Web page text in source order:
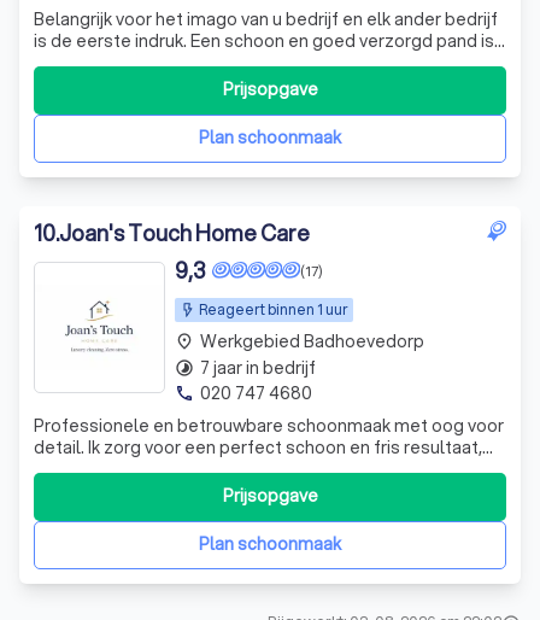
Belangrijk voor het imago van u bedrijf en elk ander bedrijf
is de eerste indruk. Een schoon en goed verzorgd pand is
cruciaal. Bij DCA Dienstverlening kunt u terecht voor al uw
schoonmaak-, onderhouds- en facilitaire diensten. DCA
Dienstverlening is al jaren actief in de schoonmaak- en
facilitaire
Plan schoonmaak
Prijsopgave
10.Joan's Touch Home Care
Reageert binnen 1 uur
(17)
9,3
Professionele en betrouwbare schoonmaak met oog voor
detail. Ik zorg voor een perfect schoon en fris resultaat,
afgestemd op uw wensen.
Plan schoonmaak
Prijsopgave
place Werkgebied Badhoevedorp
timelapse 7 jaar in bedrijf
phone 020 747 4680